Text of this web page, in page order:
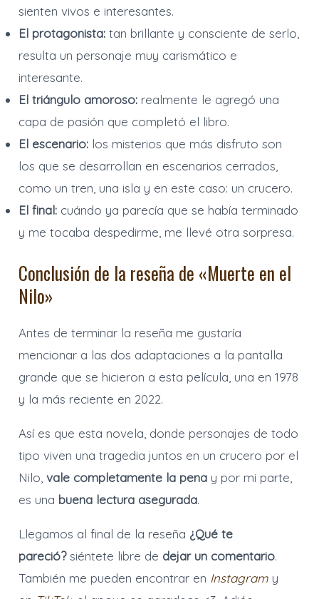
sienten vivos e interesantes.
El protagonista: tan brillante y consciente de serlo,
resulta un personaje muy carismático e
interesante.
El triángulo amoroso: realmente le agregó una
capa de pasión que completó el libro.
El escenario: los misterios que más disfruto son
los que se desarrollan en escenarios cerrados,
como un tren, una isla y en este caso: un crucero.
El final: cuándo ya parecía que se había terminado
y me tocaba despedirme, me llevé otra sorpresa.
Conclusión de la reseña de «Muerte en el
Nilo»
Antes de terminar la reseña me gustaría
mencionar a las dos adaptaciones a la pantalla
grande que se hicieron a esta película, una en 1978
y la más reciente en 2022.
Así es que esta novela, donde personajes de todo
tipo viven una tragedia juntos en un crucero por el
Nilo,vale completamente la pena y por mi parte,
es una buena lectura asegurada.
Llegamos al final de la reseña ¿Qué te
pareció?siéntete libre de dejar un comentario.
También me pueden encontrar en Instagram y